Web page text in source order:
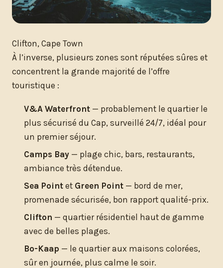
Clifton, Cape Town
À l’inverse, plusieurs zones sont réputées sûres et
concentrent la grande majorité de l’offre
touristique :
V&A Waterfront — probablement le quartier le
plus sécurisé du Cap, surveillé 24/7, idéal pour
un premier séjour.
Camps Bay — plage chic, bars, restaurants,
ambiance très détendue.
Sea Point et Green Point — bord de mer,
promenade sécurisée, bon rapport qualité-prix.
Clifton — quartier résidentiel haut de gamme
avec de belles plages.
Bo-Kaap — le quartier aux maisons colorées,
sûr en journée, plus calme le soir.